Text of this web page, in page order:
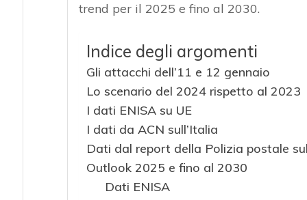
trend per il 2025 e fino al 2030.
Indice degli argomenti
Gli attacchi dell’11 e 12 gennaio
Lo scenario del 2024 rispetto al 2023
I dati ENISA su UE
I dati da ACN sull’Italia
Dati dal report della Polizia postale
Outlook 2025 e fino al 2030
Dati ENISA